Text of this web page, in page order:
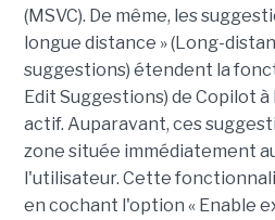
(MSVC). De même, les
longue distance » (Long-
suggestions) étendent la
Edit Suggestions) de Copilot
actif. Auparavant, ces
zone située immédiatement
l'utilisateur. Cette
en cochant l'option « Enable